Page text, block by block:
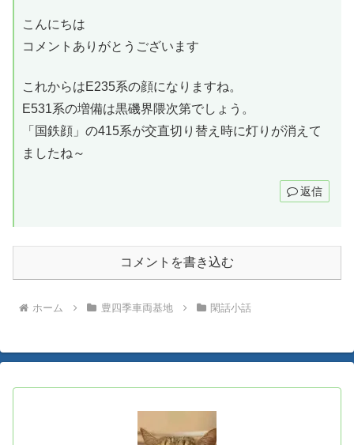
こんにちは
コメントありがとうございます
これからはE235系の顔になりますね。
E531系の増備は黒磯界隈次第でしょう。
「国鉄顔」の415系が交直切り替え時に灯りが消えて
ましたね～
返信
コメントを書き込む
ホーム 豊四季車両基地 閑話小話